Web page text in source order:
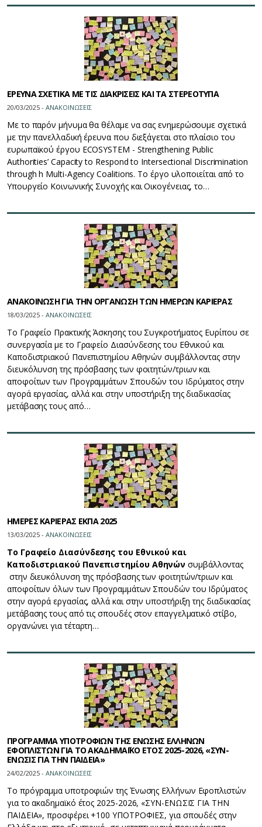
ΕΡΕΥΝΑ ΣΧΕΤΙΚΑ ΜΕ ΤΙΣ ΔΙΑΚΡΙΣΕΙΣ ΚΑΙ ΤΑ ΣΤΕΡΕΟΤΥΠΑ
20/03/2025 - ΑΝΑΚΟΙΝΩΣΕΙΣ
Με το παρόν μήνυμα θα θέλαμε να σας ενημερώσουμε σχετικά
με την πανελλαδική έρευνα που διεξάγεται στο πλαίσιο του
ευρωπαϊκού έργου ECOSYSTEM - Strengthening Public
Authorities’ Capacity to Respond to Intersectional Discrimination
through h Multi-Agency Coalitions. Το έργο υλοποιείται από το
Υπουργείο Κοινωνικής Συνοχής και Οικογένειας, το…
ΑΝΑΚΟΙΝΩΣΗ ΓΙΑ ΤΗΝ ΟΡΓΑΝΩΣΗ ΤΩΝ ΗΜΕΡΩΝ ΚΑΡΙΕΡΑΣ
18/03/2025 - ΑΝΑΚΟΙΝΩΣΕΙΣ
Το Γραφείο Πρακτικής Άσκησης του Συγκροτήματος Ευρίπου σε
συνεργασία με το Γραφείο Διασύνδεσης του Εθνικού και
Καποδιστριακού Πανεπιστημίου Αθηνών συμβάλλοντας στην
διευκόλυνση της πρόσβασης των φοιτητών/τριων και
αποφοίτων των Προγραμμάτων Σπουδών του Ιδρύματος στην
αγορά εργασίας, αλλά και στην υποστήριξη της διαδικασίας
μετάβασης τους από…
ΗΜΕΡΕΣ ΚΑΡΙΕΡΑΣ ΕΚΠΑ 2025
13/03/2025 - ΑΝΑΚΟΙΝΩΣΕΙΣ
Το Γραφείο Διασύνδεσης του Εθνικού και
Καποδιστριακού Πανεπιστημίου Αθηνώνσυμβάλλοντας
στην διευκόλυνση της πρόσβασης των φοιτητών/τριων και
αποφοίτων όλων των Προγραμμάτων Σπουδών του Ιδρύματος
στην αγορά εργασίας, αλλά και στην υποστήριξη της διαδικασίας
μετάβασης τους από τις σπουδές στον επαγγελματικό στίβο,
οργανώνει για τέταρτη…
ΠΡΟΓΡΑΜΜΑ ΥΠΟΤΡΟΦΙΩΝ ΤΗΣ ΕΝΩΣΗΣ ΕΛΛΗΝΩΝ
ΕΦΟΠΛΙΣΤΩΝ ΓΙΑ ΤΟ ΑΚΑΔΗΜΑΪΚΟ ΕΤΟΣ 2025-2026, «ΣΥΝ-
ΕΝΩΣΙΣ ΓΙΑ ΤΗΝ ΠΑΙΔΕΙΑ»
24/02/2025 - ΑΝΑΚΟΙΝΩΣΕΙΣ
Το πρόγραμμα υποτροφιών της Ένωσης Ελλήνων Εφοπλιστών
για το ακαδημαϊκό έτος 2025-2026, «ΣΥΝ-ΕΝΩΣΙΣ ΓΙΑ ΤΗΝ
ΠΑΙΔΕΙΑ», προσφέρει +100 ΥΠΟΤΡΟΦΙΕΣ, για σπουδές στην